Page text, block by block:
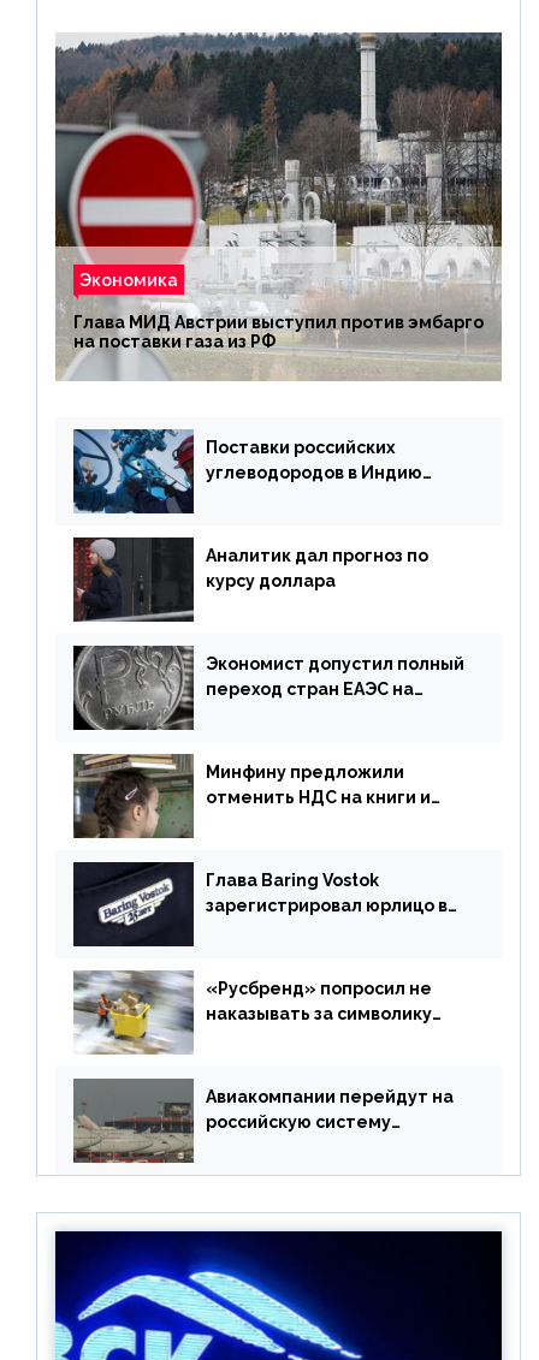
Экономика
Глава МИД Австрии выступил против эмбарго
на поставки газа из РФ
Поставки российских
углеводородов в Индию
Аналитик дал прогноз по
курсу доллара
Экономист допустил полный
переход стран ЕАЭС на
Минфину предложили
отменить НДС на книги и
Глава Baring Vostok
зарегистрировал юрлицо в
«Русбренд» попросил не
наказывать за символику
Авиакомпании перейдут на
российскую систему